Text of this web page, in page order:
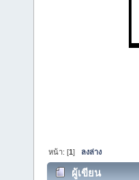
หน้า: [1] ลงล่าง
ผู้เขียน